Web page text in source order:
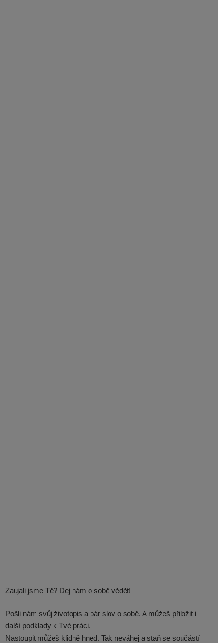
Zaujali jsme Tě? Dej nám o sobě vědět!
Pošli nám svůj životopis a pár slov o sobě. A můžeš přiložit i
další podklady k Tvé práci.
Nastoupit můžeš klidně hned. Tak neváhej a staň se součástí